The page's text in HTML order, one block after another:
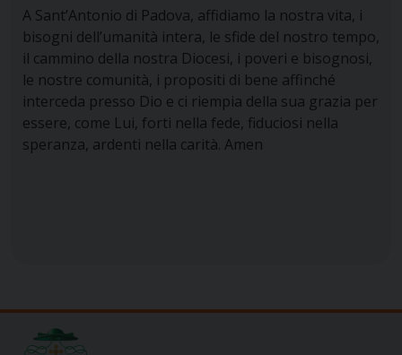
A Sant’Antonio di Padova, affidiamo la nostra vita, i
bisogni dell’umanità intera, le sfide del nostro tempo,
il cammino della nostra Diocesi, i poveri e bisognosi,
le nostre comunità, i propositi di bene affinché
interceda presso Dio e ci riempia della sua grazia per
essere, come Lui, forti nella fede, fiduciosi nella
speranza, ardenti nella carità. Amen